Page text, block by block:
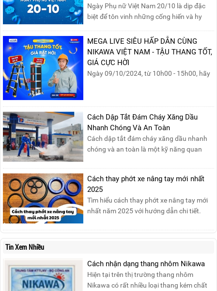
Ngày Phụ nữ Việt Nam 20/10 là dịp đặc
biệt để tôn vinh những cống hiến và hy
Khởi nguồn từ sự ra đời của Hội Phụ nữ
phản đế Việt Nam vào năm 1930, ngày
này không chỉ ghi nhận vai trò quan trọng
của phụ nữ ...
MEGA LIVE SIÊU HẤP DẪN CÙNG
NIKAWA VIỆT NAM - TẬU THANG TỐT,
GIÁ CỰC HỜI
Ngày 09/10/2024, từ 10h00 - 15h00, hãy
phần quà siêu hấp dẫn và mua sắm
những sản phẩm thang chính hãng với
mức giá không thể tốt hơn!Tham gia
Mega Live, bạn sẽ nhận được gì?...
Cách Dập Tắt Đám Cháy Xăng Dầu
Nhanh Chóng Và An Toàn
Cách dập tắt đám cháy xăng dầu nhanh
chóng và an toàn là một kỹ năng quan
cháy xăng dầu rất dễ lan rộng và gây thiệt
hại nghiêm trọng nếu không được xử lý kịp
thời. Vì vậy, việc hiểu rõ các phương pháp
dập tắt...
Cách thay phớt xe nâng tay mới nhất
2025
Tìm hiểu cách thay phớt xe nâng tay mới
nhất năm 2025 với hướng dẫn chi tiết.
phớt đúng cách, giúp xe nâng hoạt động
Tin Xem Nhiều
Cách nhận dạng thang nhôm Nikawa
Hiện tại trên thị trường thang nhôm
Nikawa có rất nhiều loại thang kém chất